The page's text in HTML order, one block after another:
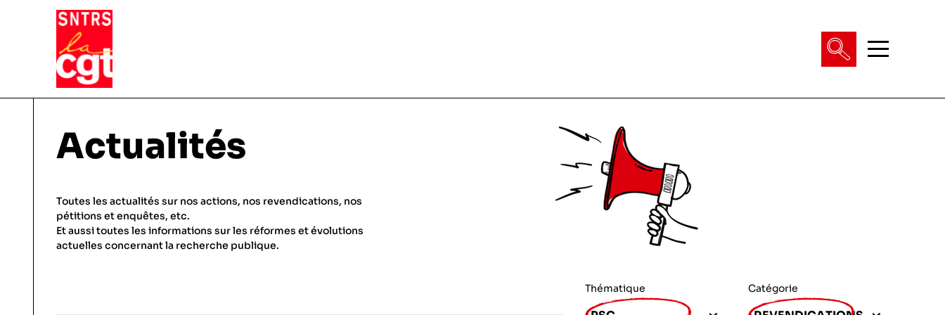
VIE DU SYNDICAT
Pourquoi et comment Adhérer
Notre fonctionnement
THÉMATIQUES
Conditions de travail
Actualités
Toutes les actualités sur nos actions, nos revendications, nos
pétitions et enquêtes, etc.
Et aussi toutes les informations sur les réformes et évolutions
actuelles concernant la recherche publique.
Thématique Catégorie